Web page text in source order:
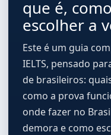
que é,
escolher a
Este é um guia
IELTS, pensado
de brasileiros:
como a prova
onde fazer no
demora e como